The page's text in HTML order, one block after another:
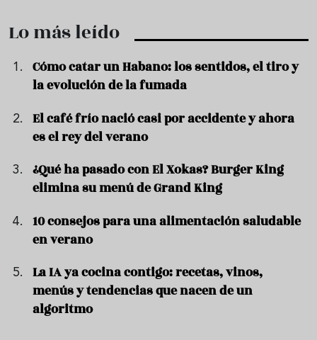
Lo más leído
Cómo catar un Habano: los sentidos, el tiro y
la evolución de la fumada
El café frío nació casi por accidente y ahora
es el rey del verano
¿Qué ha pasado con El Xokas? Burger King
elimina su menú de Grand King
10 consejos para una alimentación saludable
en verano
La IA ya cocina contigo: recetas, vinos,
menús y tendencias que nacen de un
algoritmo